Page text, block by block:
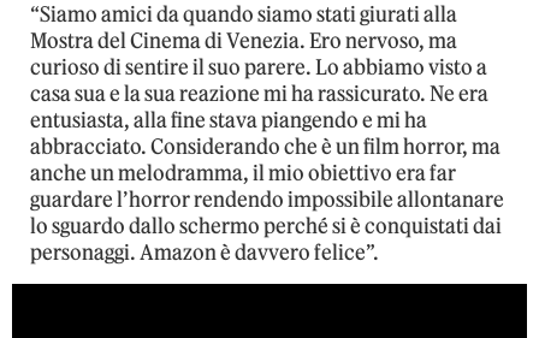
“Siamo amici da quando siamo stati giurati alla
Mostra del Cinema di Venezia. Ero nervoso, ma
curioso di sentire il suo parere. Lo abbiamo visto a
casa sua e la sua reazione mi ha rassicurato. Ne era
entusiasta, alla fine stava piangendo e mi ha
abbracciato. Considerando che è un film horror, ma
anche un melodramma, il mio obiettivo era far
guardare l’horror rendendo impossibile allontanare
lo sguardo dallo schermo perché si è conquistati dai
personaggi. Amazon è davvero felice”.